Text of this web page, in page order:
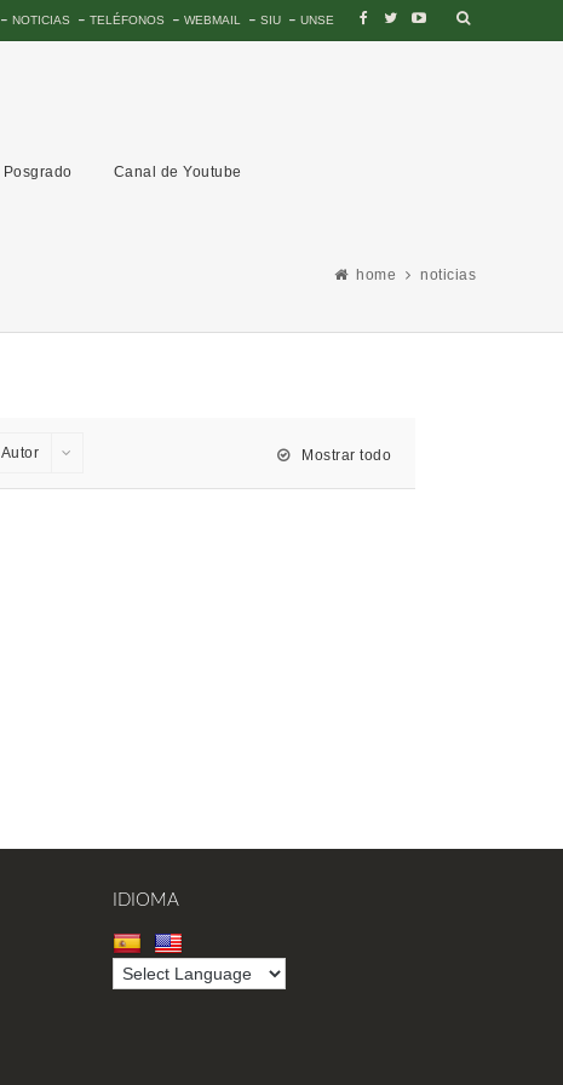
NOTICIAS TELÉFONOS WEBMAIL SIU UNSE
Posgrado Canal de Youtube
home noticias
Autor Mostrar todo
IDIOMA